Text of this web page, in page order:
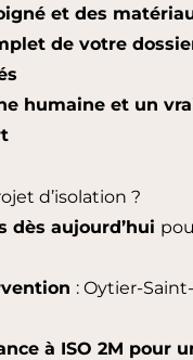
et des
de votre
humaine et un
d’isolation ?
dès aujourd’hui
: Oytier-
à ISO 2M pour